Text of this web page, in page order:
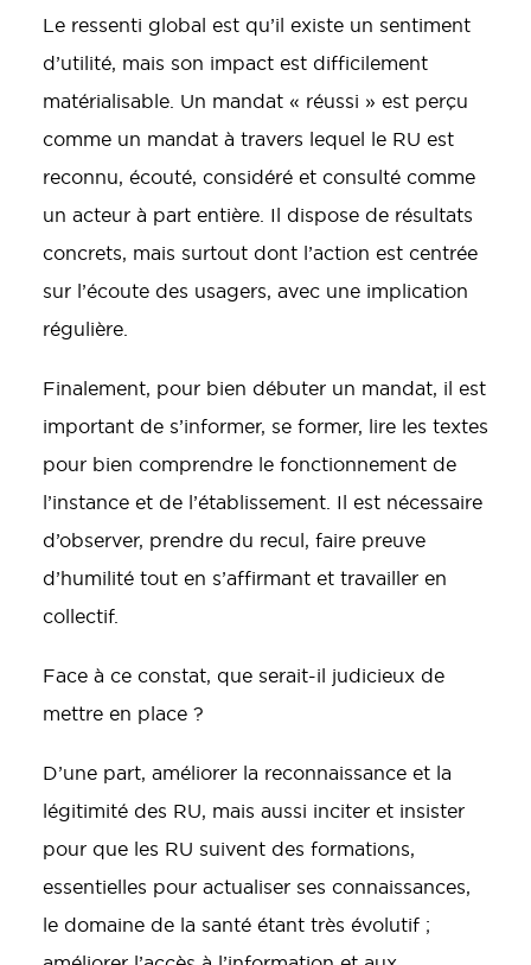
Le ressenti global est qu’il existe un sentiment
d’utilité, mais son impact est difficilement
matérialisable. Un mandat « réussi » est perçu
comme un mandat à travers lequel le RU est
reconnu, écouté, considéré et consulté comme
un acteur à part entière. Il dispose de résultats
concrets, mais surtout dont l’action est centrée
sur l’écoute des usagers, avec une implication
régulière.
Finalement, pour bien débuter un mandat, il est
important de s’informer, se former, lire les textes
pour bien comprendre le fonctionnement de
l’instance et de l’établissement. Il est nécessaire
d’observer, prendre du recul, faire preuve
d’humilité tout en s’affirmant et travailler en
collectif.
Face à ce constat, que serait-il judicieux de
mettre en place ?
D’une part, améliorer la reconnaissance et la
légitimité des RU, mais aussi inciter et insister
pour que les RU suivent des formations,
essentielles pour actualiser ses connaissances,
le domaine de la santé étant très évolutif ;